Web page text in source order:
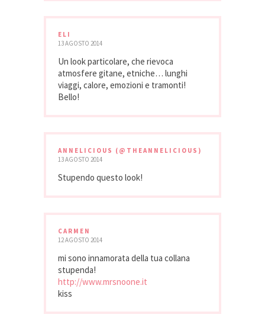
ELI
13 AGOSTO 2014
Un look particolare, che rievoca
atmosfere gitane, etniche… lunghi
viaggi, calore, emozioni e tramonti!
Bello!
ANNELICIOUS (@THEANNELICIOUS)
13 AGOSTO 2014
Stupendo questo look!
CARMEN
12 AGOSTO 2014
mi sono innamorata della tua collana
stupenda!
http://www.mrsnoone.it
kiss